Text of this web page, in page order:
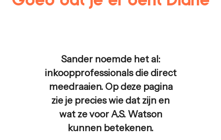
Sander noemde het al:
inkoopprofessionals die direct
meedraaien. Op deze pagina
zie je precies wie dat zijn en
wat ze voor A.S. Watson
kunnen betekenen.